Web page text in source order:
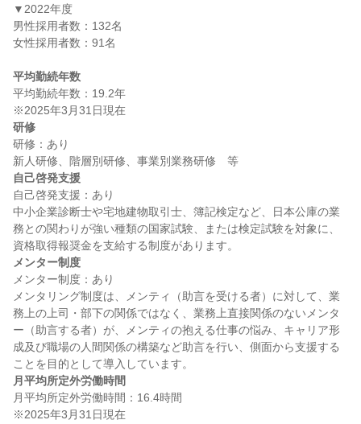
▼2022年度
男性採用者数：132名
女性採用者数：91名
平均勤続年数
平均勤続年数：19.2年
研修
研修：あり
自己啓発支援
自己啓発支援：あり
中小企業診断士や宅地建物取引士、簿記検定など、日本公庫の業
務との関わりが強い種類の国家試験、または検定試験を対象に、
メンター制度
メンター制度：あり
メンタリング制度は、メンティ（助言を受ける者）に対して、業
務上の上司・部下の関係ではなく、業務上直接関係のないメンタ
ー（助言する者）が、メンティの抱える仕事の悩み、キャリア形
成及び職場の人間関係の構築など助言を行い、側面から支援する
月平均所定外労働時間
月平均所定外労働時間：16.4時間